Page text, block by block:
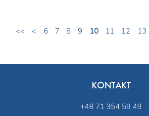
<< < 6 7 8 9 10 11 12 13
KONTAKT
+48 71 354 59 49